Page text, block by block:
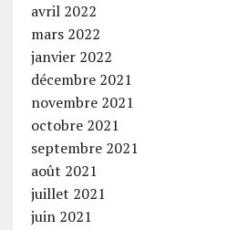
avril 2022
mars 2022
janvier 2022
décembre 2021
novembre 2021
octobre 2021
septembre 2021
août 2021
juillet 2021
juin 2021